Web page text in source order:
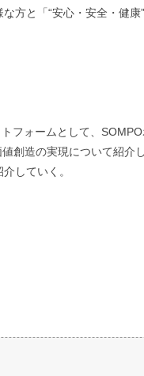
方と「“安心・安全・健康
フォームとして、
創造の実現について紹介
していく。